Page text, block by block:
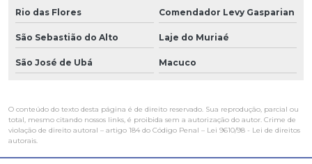
Rio das Flores Comendador Levy Gasparian
São Sebastião do Alto Laje do Muriaé
São José de Ubá Macuco
O conteúdo do texto desta página é de direito reservado. Sua reprodução, parcial ou
total, mesmo citando nossos links, é proibida sem a autorização do autor. Crime de
violação de direito autoral – artigo 184 do Código Penal – Lei 9610/98 - Lei de direitos
autorais.